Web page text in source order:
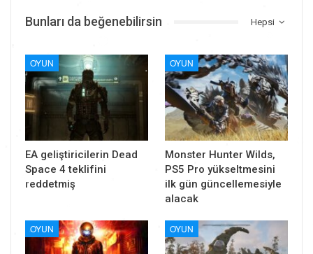
Hepsi
Bunları da beğenebilirsin
OYUN
EA geliştiricilerin Dead
Space 4 teklifini
reddetmiş
OYUN
Monster Hunter Wilds,
PS5 Pro yükseltmesini
ilk gün güncellemesiyle
alacak
OYUN OYUN